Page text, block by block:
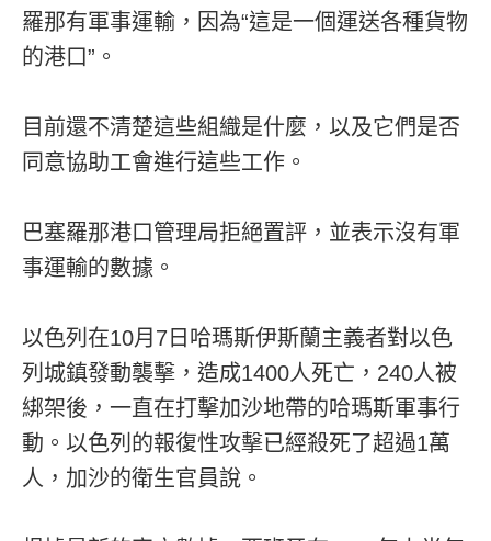
羅那有軍事運輸，因為“這是一個運送各種貨物
的港口”。
目前還不清楚這些組織是什麼，以及它們是否
同意協助工會進行這些工作。
巴塞羅那港口管理局拒絕置評，並表示沒有軍
事運輸的數據。
以色列在10月7日哈瑪斯伊斯蘭主義者對以色
列城鎮發動襲擊，造成1400人死亡，240人被
綁架後，一直在打擊加沙地帶的哈瑪斯軍事行
動。以色列的報復性攻擊已經殺死了超過1萬
人，加沙的衛生官員說。